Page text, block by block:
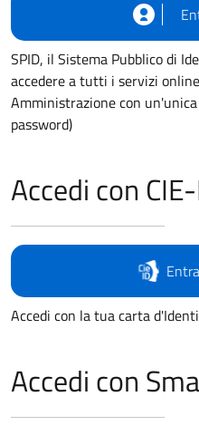
SPID, il Sistema Pubblico di
accedere a tutti i servizi
Amministrazione con
password)
Accedi con
Accedi con la tua carta
Accedi con